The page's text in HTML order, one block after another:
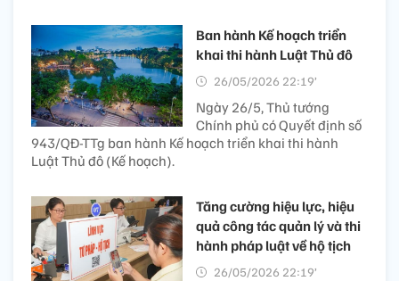
Ban hành Kế hoạch triển
khai thi hành Luật Thủ đô
26/05/2026 22:19’
Ngày 26/5, Thủ tướng
Chính phủ có Quyết định số
943/QĐ-TTg ban hành Kế hoạch triển khai thi hành
Luật Thủ đô (Kế hoạch).
Tăng cường hiệu lực, hiệu
quả công tác quản lý và thi
hành pháp luật về hộ tịch
26/05/2026 22:19’